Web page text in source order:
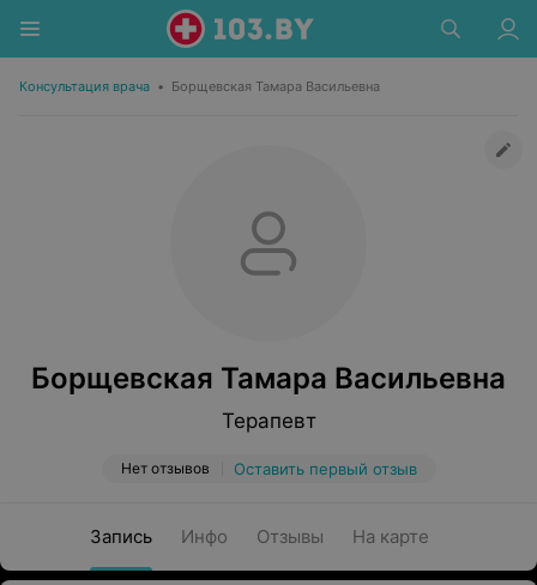
Консультация врача • Борщевская Тамара Васильевна
Борщевская Тамара Васильевна
Терапевт
Нет отзывов Оставить первый отзыв
Запись Инфо Отзывы На карте